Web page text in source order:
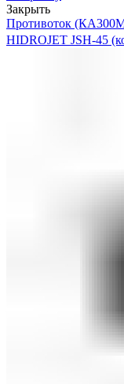
Закрыть
Противоток
HIDROJET JSH-45